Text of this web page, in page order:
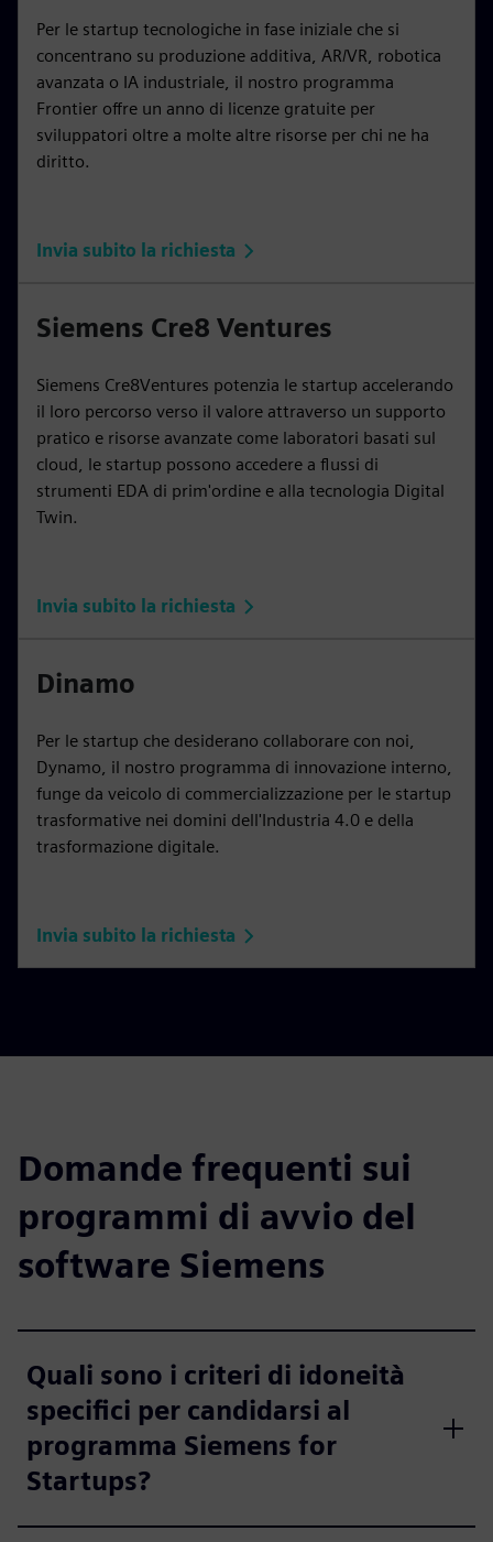
Per le startup tecnologiche in fase iniziale che si
concentrano su produzione additiva, AR/VR, robotica
avanzata o IA industriale, il nostro programma
Frontier offre un anno di licenze gratuite per
sviluppatori oltre a molte altre risorse per chi ne ha
diritto.
Invia subito la richiesta
Siemens Cre8 Ventures
Siemens Cre8Ventures potenzia le startup accelerando
il loro percorso verso il valore attraverso un supporto
pratico e risorse avanzate come laboratori basati sul
cloud, le startup possono accedere a flussi di
strumenti EDA di prim'ordine e alla tecnologia Digital
Twin.
Invia subito la richiesta
Dinamo
Per le startup che desiderano collaborare con noi,
Dynamo, il nostro programma di innovazione interno,
funge da veicolo di commercializzazione per le startup
trasformative nei domini dell'Industria 4.0 e della
trasformazione digitale.
Invia subito la richiesta
Domande frequenti sui
programmi di avvio del
software Siemens
Quali sono i criteri di idoneità
specifici per candidarsi al
programma Siemens for
Startups?